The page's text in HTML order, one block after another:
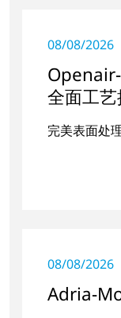
08/08/2026
全面工
完美表面处
08/08/2026
Adria-